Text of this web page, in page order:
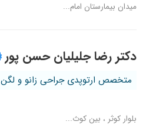
میدان بیمارستان امام...
دکتر رضا جلیلیان حسن پور
متخصص ارتوپدی جراحی زانو و لگن
بلوار کوثر ، بین کوث...